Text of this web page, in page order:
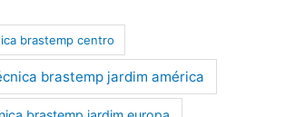
brastemp centro
brastemp jardim américa